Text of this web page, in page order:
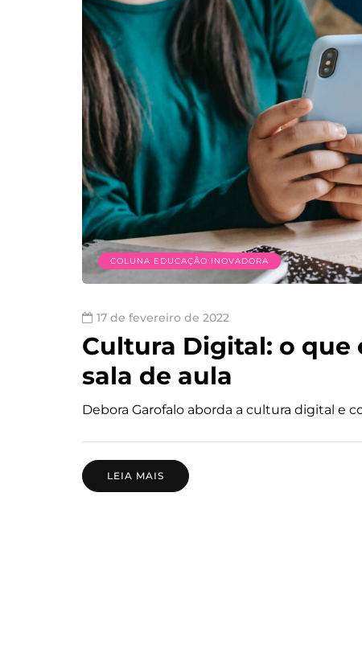
COLUNA EDUCAÇÃO INOVADORA
17 de fevereiro de 2022
Cultura Digital: o que
sala de aula
Debora Garofalo aborda a cultura digital e
LEIA MAIS